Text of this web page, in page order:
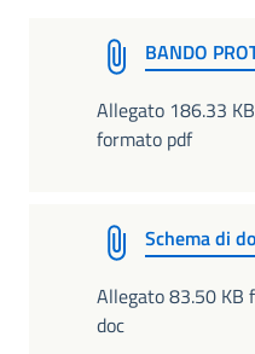
BANDO
Allegato 186.33 KB
formato pdf
Schema di
Allegato 83.50 KB
doc